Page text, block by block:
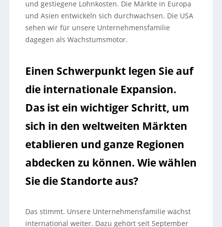
und gestiegene Lohnkosten. Die Märkte in Europa
und Asien entwickeln sich durchwachsen. Die USA
sehen wir für unsere Unternehmensfamilie
dagegen als Wachstumsmotor.
Einen Schwerpunkt legen Sie auf
die internationale Expansion.
Das ist ein wichtiger Schritt, um
sich in den weltweiten Märkten
etablieren und ganze Regionen
abdecken zu können. Wie wählen
Sie die Standorte aus?
Das stimmt. Unsere Unternehmensfamilie wächst
international weiter. Dazu gehört seit September